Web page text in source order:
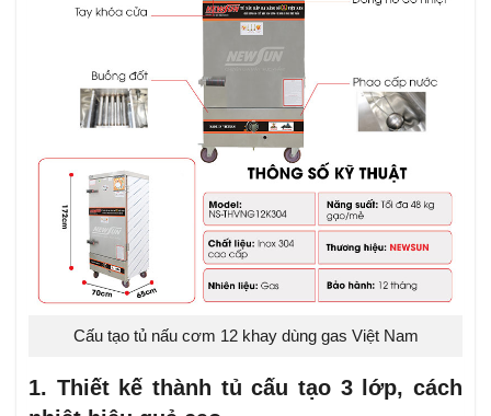
Cấu tạo tủ nấu cơm 12 khay dùng gas Việt Nam
1. Thiết kế thành tủ cấu tạo 3 lớp, cách